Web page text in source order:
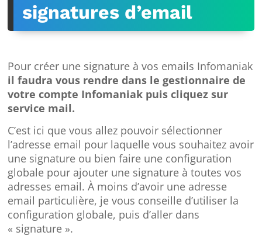
signatures d’email
Pour créer une signature à vos emails Infomaniak
il faudra vous rendre dans le gestionnaire de
votre compte Infomaniak puis cliquez sur
service mail.
C’est ici que vous allez pouvoir sélectionner
l’adresse email pour laquelle vous souhaitez avoir
une signature ou bien faire une configuration
globale pour ajouter une signature à toutes vos
adresses email. À moins d’avoir une adresse
email particulière, je vous conseille d’utiliser la
configuration globale, puis d’aller dans
« signature ».